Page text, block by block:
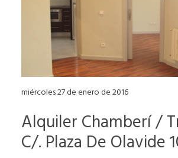
miércoles 27 de enero de 2016
Alquiler Chamberí /
C/. Plaza De Olavide